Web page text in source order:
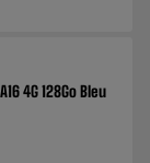
4G 128Go Bleu